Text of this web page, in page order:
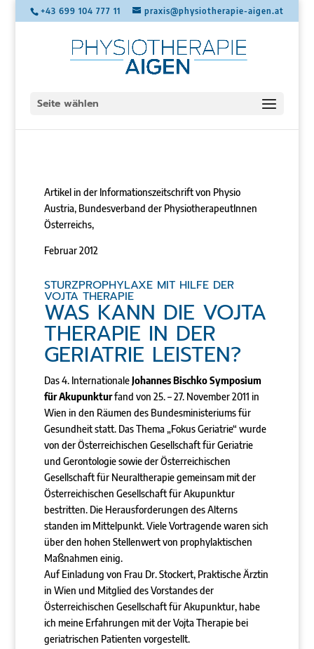
+43 699 104 777 11 praxis@physiotherapie-aigen.at
Seite wählen
Artikel in der Informationszeitschrift von Physio
Austria, Bundesverband der PhysiotherapeutInnen
Österreichs,
Februar 2012
STURZPROPHYLAXE MIT HILFE DER
VOJTA THERAPIE
WAS KANN DIE VOJTA
THERAPIE IN DER
GERIATRIE LEISTEN?
Das 4. InternationaleJohannes Bischko Symposium
für Akupunkturfand von 25. – 27. November 2011 in
Wien in den Räumen des Bundesministeriums für
Gesundheit statt. Das Thema „Fokus Geriatrie“ wurde
von der Österreichischen Gesellschaft für Geriatrie
und Gerontologie sowie der Österreichischen
Gesellschaft für Neuraltherapie gemeinsam mit der
Österreichischen Gesellschaft für Akupunktur
bestritten. Die Herausforderungen des Alterns
standen im Mittelpunkt. Viele Vortragende waren sich
über den hohen Stellenwert von prophylaktischen
Maßnahmen einig.
Auf Einladung von Frau Dr. Stockert, Praktische Ärztin
in Wien und Mitglied des Vorstandes der
Österreichischen Gesellschaft für Akupunktur, habe
ich meine Erfahrungen mit der Vojta Therapie bei
geriatrischen Patienten vorgestellt.